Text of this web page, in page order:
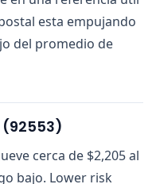
esta empujando
del promedio de
(92553)
cerca de $2,205 al
bajo. Lower risk